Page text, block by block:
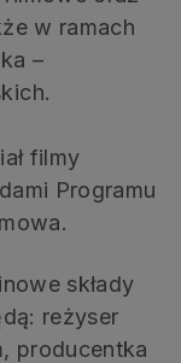
w ramach
–
filmy
Programu
składy
reżyser
producentka